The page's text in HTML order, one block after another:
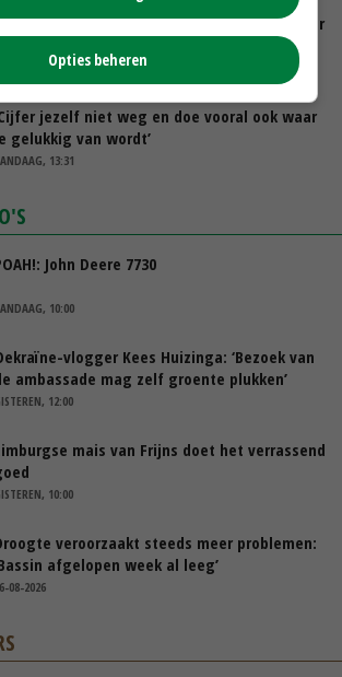
varkensstapel krimpt, pluimveesector
VANDAAG, 15:20
jezelf niet weg en doe vooral ook waar
gelukkig van wordt’
13:31
John Deere 7730
10:00
vlogger Kees Huizinga: ‘Bezoek van
ambassade mag zelf groente plukken’
12:00
mais van Frijns doet het verrassend
10:00
veroorzaakt steeds meer problemen:
afgelopen week al leeg’
08-2026
Opties beheren